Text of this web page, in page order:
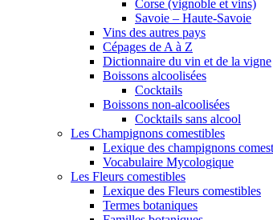
Corse (vignoble et vins)
Savoie – Haute-Savoie
Vins des autres pays
Cépages de A à Z
Dictionnaire du vin et de la vigne
Boissons alcoolisées
Cocktails
Boissons non-alcoolisées
Cocktails sans alcool
Les Champignons comestibles
Lexique des champignons
Vocabulaire Mycologique
Les Fleurs comestibles
Lexique des Fleurs comestibles
Termes botaniques